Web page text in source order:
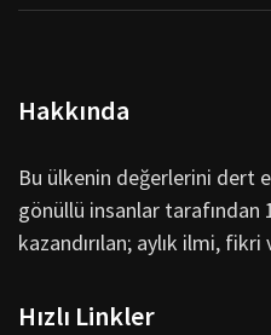
Hakkında
Bu ülkenin değerlerini dert
gönüllü insanlar tarafından
kazandırılan; aylık ilmi,
Hızlı Linkler